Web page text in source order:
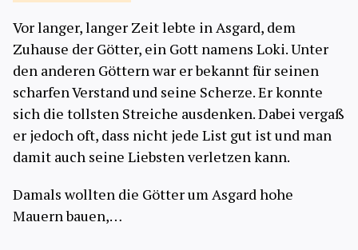
Vor langer, langer Zeit lebte in Asgard, dem
Zuhause der Götter, ein Gott namens Loki. Unter
den anderen Göttern war er bekannt für seinen
scharfen Verstand und seine Scherze. Er konnte
sich die tollsten Streiche ausdenken. Dabei vergaß
er jedoch oft, dass nicht jede List gut ist und man
damit auch seine Liebsten verletzen kann.
Damals wollten die Götter um Asgard hohe
Mauern bauen,…